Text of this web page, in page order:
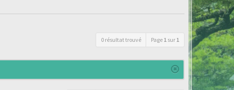
0 résultat trouvé Page 1 sur 1